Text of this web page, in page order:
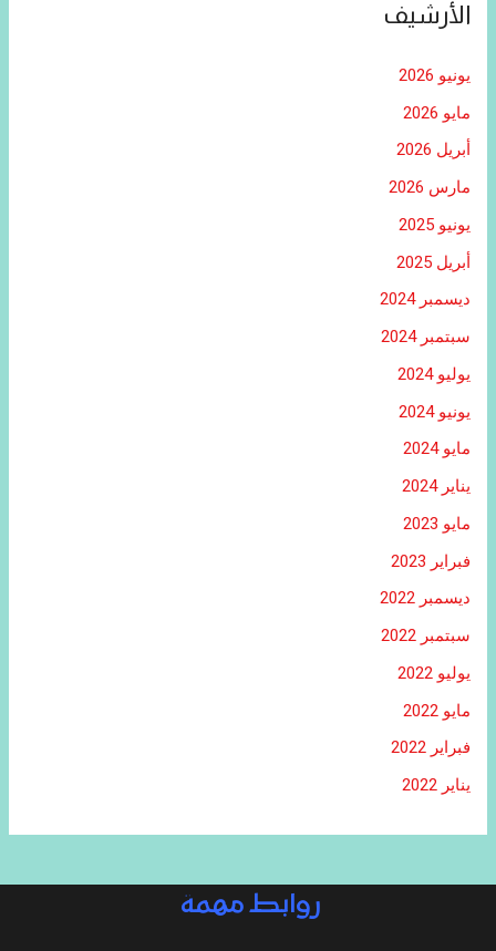
الأرشيف
يونيو 2026
مايو 2026
أبريل 2026
مارس 2026
يونيو 2025
أبريل 2025
ديسمبر 2024
سبتمبر 2024
يوليو 2024
يونيو 2024
مايو 2024
يناير 2024
مايو 2023
فبراير 2023
ديسمبر 2022
سبتمبر 2022
يوليو 2022
مايو 2022
فبراير 2022
يناير 2022
روابط مهمة